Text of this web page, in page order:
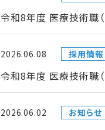
令和8年度 医療技術職
2026.06.08 採用情報
令和8年度 医療技術職
2026.06.02 お知らせ